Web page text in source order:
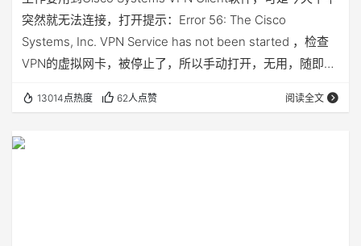
VPN Service has not been started
突然就无法连接，打开提示：Error 56: The Cisco
Systems, Inc. VPN Service has not been started ，检查
VPN的虚拟网卡，被停止了，所以手动打开，无用，随即从
Inc. VPN Service的服务被关闭了，手动启用之后发现又立
后无奈百度了一些资料解决了。…
13014点热度 62人点赞 阅读全文